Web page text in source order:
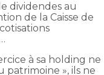
dividendes au
de la Caisse de
à sa holding ne
patrimoine », ils ne